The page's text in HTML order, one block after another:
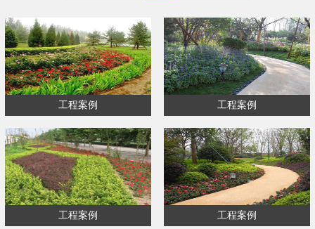
工程案例 工程案例
工程案例 工程案例